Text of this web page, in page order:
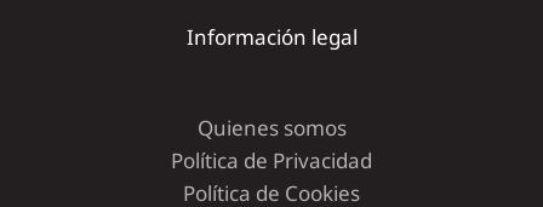
Información legal
Quienes somos
Política de Privacidad
Política de Cookies